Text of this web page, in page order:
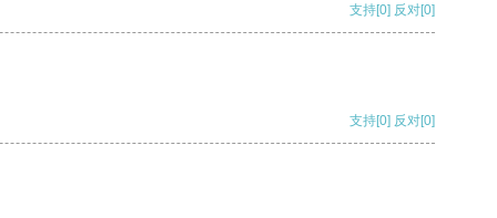
支持[0] 反对[0]
支持[0] 反对[0]